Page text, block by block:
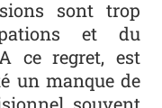
sont trop
et du
ce regret, est
un manque de